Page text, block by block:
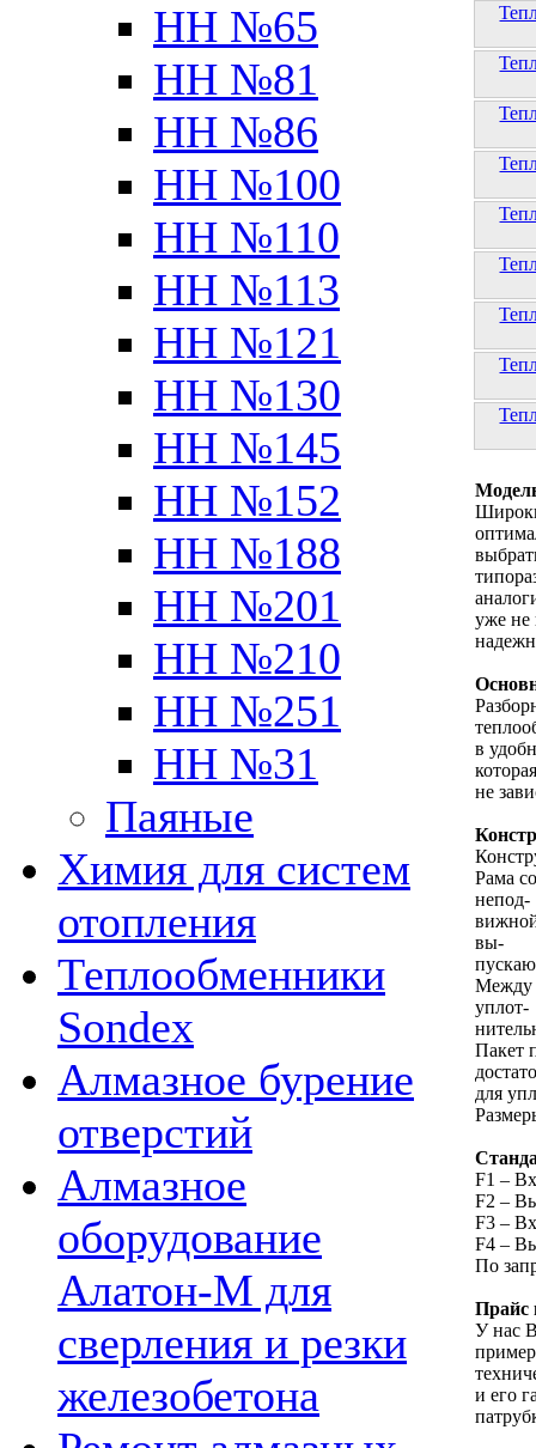
НН №65
НН №81
НН №86
НН №100
НН №110
НН №113
НН №121
НН №130
НН №145
НН №152
НН №188
НН №201
НН №210
НН №251
НН №31
Паяные
Химия для систем
отопления
Теплообменники
Sondex
Алмазное бурение
отверстий
Алмазное
оборудование
Алатон-М для
сверления и резки
железобетона
уже не
в
не
Рама
непод-
вы-
Между
уплот-
Пакет
для
F1 –
F2 –
F3 –
F4 –
По
Прайс
У нас
и его